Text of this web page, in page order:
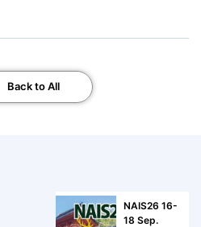
Back to All
NAIS26 16-
18 Sep.